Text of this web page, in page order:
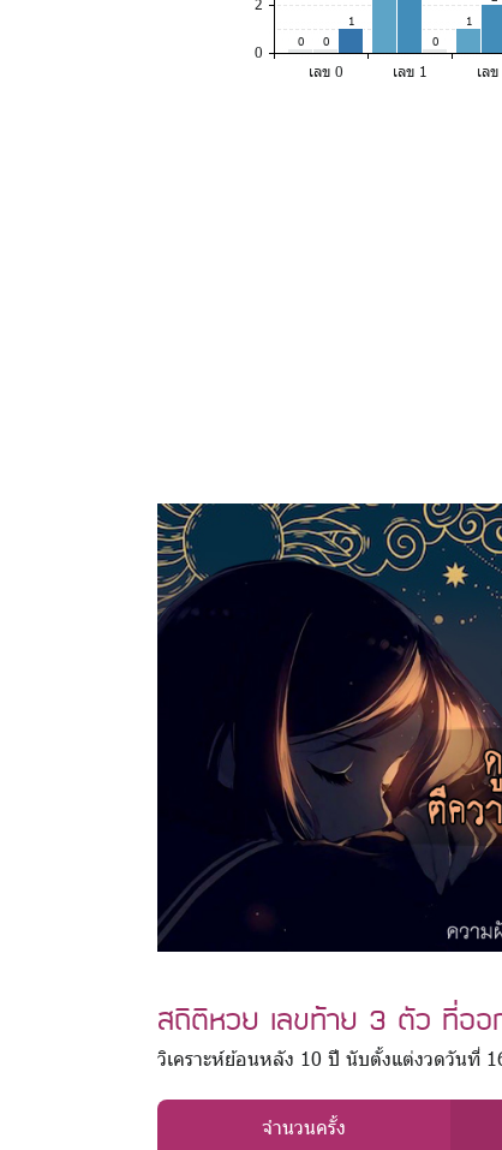
0
0 0
1
0
1
เลข 0 เลข 1 เล
สถิติหวย เลขท้าย 3 ตัว ที่ออ
วิเคราะห์ย้อนหลัง 10 ปี นับตั้งแต่งวดวันที่
จำนวนครั้ง